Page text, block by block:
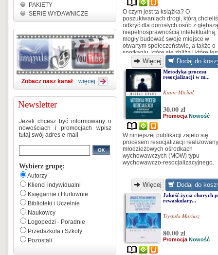
PAKIETY
SERIE WYDAWNICZE
Zobacz nasz kanał więcej
Newsletter
Jeżeli chcesz być informowany o
nowościach i promocjach wpisz
tutaj swój adres e-mail
Wybierz grupę:
Autorzy
Klienci indywidualni
Księgarnie i Hurtownie
Biblioteki i Uczelnie
Naukowcy
Logopedzi - Poradnie
Przedszkola i Szkoły
Pozostali
O czym jest ta książka? O
poszukiwaniach drogi, którą
odkryć dla dorosłych osób z głębszą
niepełnosprawnością intelektualną,
mogły budować swoje miejsce w
otwartym społeczeństwie, a także o
spotkaniu, które się zbliża i które
nieuchronne.
Więcej Dodaj do
Metodyka procesu
resocjalizacji w m...
Kranc Michał
30.00 zł
Promocja Nowość
W niniejszej publikacji zajeto się
procesem resocjalizacji
młodzieżowych ośrodkach
wychowawczych (MOW) typu
wychowawczo-resocjalizacyjnego.
Więcej Dodaj do
Jakość życia chorych
rewaskulary...
Trystuła Mariusz
80.00 zł
Promocja Nowość